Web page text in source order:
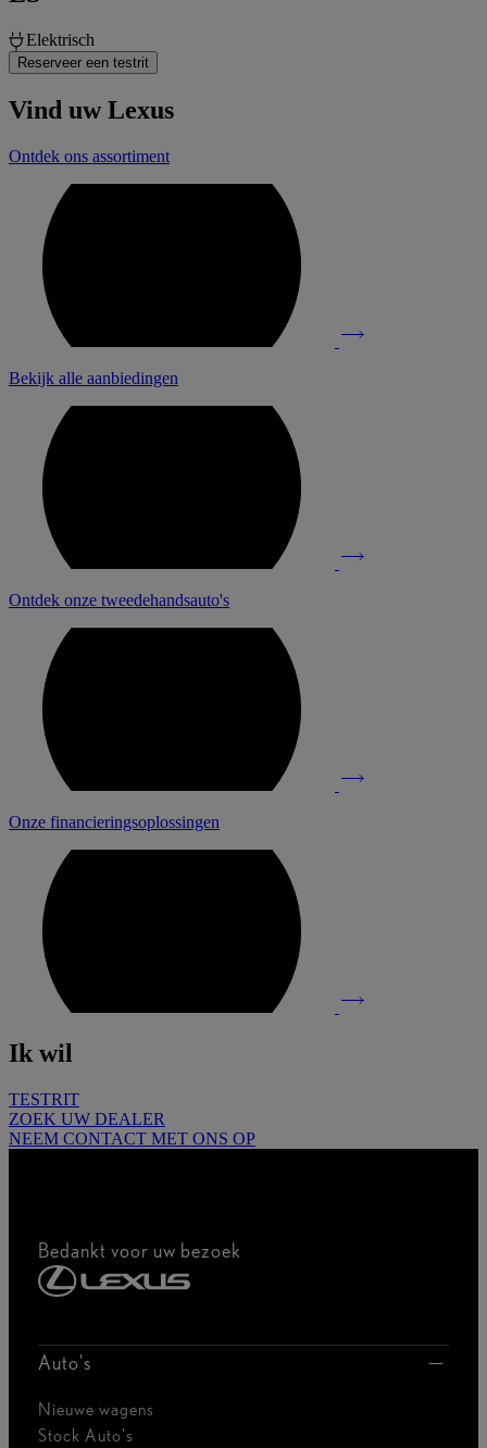
Elektrisch
Reserveer een testrit
Vind uw Lexus
Ontdek ons assortiment
Bekijk alle aanbiedingen
Ontdek onze tweedehandsauto's
Onze financieringsoplossingen
Ik wil
TESTRIT
ZOEK UW DEALER
NEEM CONTACT MET ONS OP
Bedankt voor uw bezoek
Auto's
Nieuwe wagens
Stock Auto's